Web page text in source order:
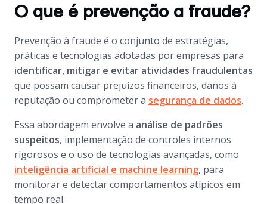
O que é prevenção a fraude?
Prevenção à fraude é o conjunto de estratégias,
práticas e tecnologias adotadas por empresas para
identificar, mitigar e evitar atividades fraudulentas
que possam causar prejuízos financeiros, danos à
reputação ou comprometer a segurança de dados.
Essa abordagem envolve a análise de padrões
suspeitos, implementação de controles internos
rigorosos e o uso de tecnologias avançadas, como
inteligência artificial e machine learning, para
monitorar e detectar comportamentos atípicos em
tempo real.